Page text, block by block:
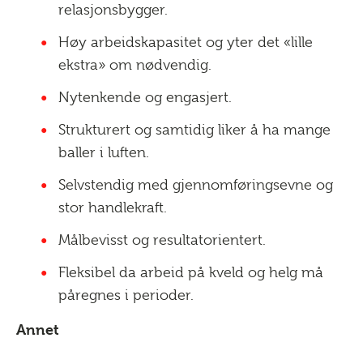
relasjonsbygger.
Høy arbeidskapasitet og yter det «lille
ekstra» om nødvendig.
Nytenkende og engasjert.
Strukturert og samtidig liker å ha mange
baller i luften.
Selvstendig med gjennomføringsevne og
stor handlekraft.
Målbevisst og resultatorientert.
Fleksibel da arbeid på kveld og helg må
påregnes i perioder.
Annet